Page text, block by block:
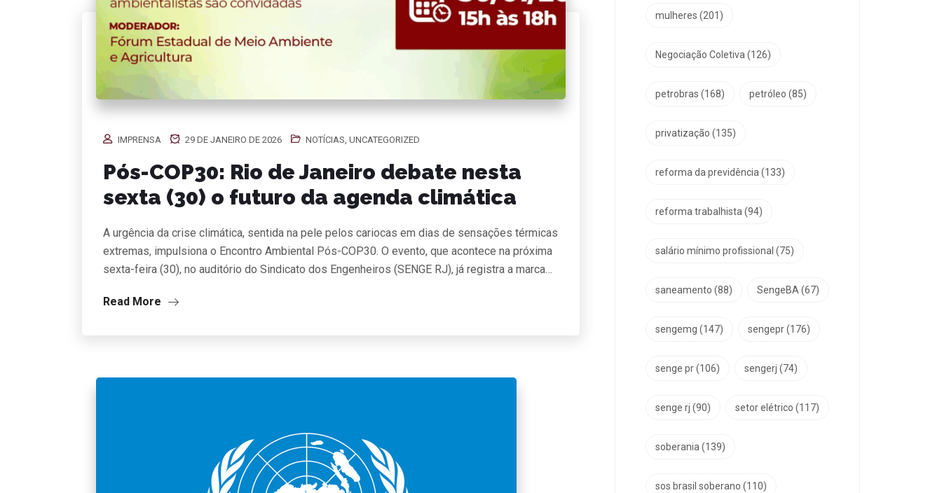
IMPRENSA 29 DE JANEIRO DE 2026 NOTÍCIAS UNCATEGORIZED
Pós-COP30: Rio de Janeiro debate nesta
sexta (30) o futuro da agenda climática
A urgência da crise climática, sentida na pele pelos cariocas em dias de sensações térmicas
extremas, impulsiona o Encontro Ambiental Pós-COP30. O evento, que acontece na próxima
sexta-feira (30), no auditório do Sindicato dos Engenheiros (SENGE RJ), já registra a marca…
Read More
mulheres (201)
Negociação Coletiva (126)
petrobras (168) petróleo (85)
privatização (135)
reforma da previdência (133)
reforma trabalhista (94)
salário mínimo profissional (75)
saneamento (88) SengeBA (67)
sengemg (147) sengepr(176)
senge pr(106) sengerj (74)
senge rj (90) setor elétrico (117)
soberania (139)
sos brasil soberano (110)